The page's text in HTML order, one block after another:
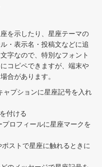
を示したり、星座テーマの
・表示名・投稿文などに追
字なので、特別なフォント
コピペできますが、端末や
合があります。
プションに星座記号を入れ
付ける
ロフィールに星座マークを
ストで星座に触れるときに